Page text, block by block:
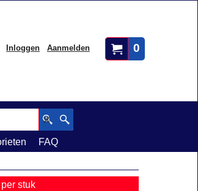
0
Inloggen Aanmelden
FAQ
stuk